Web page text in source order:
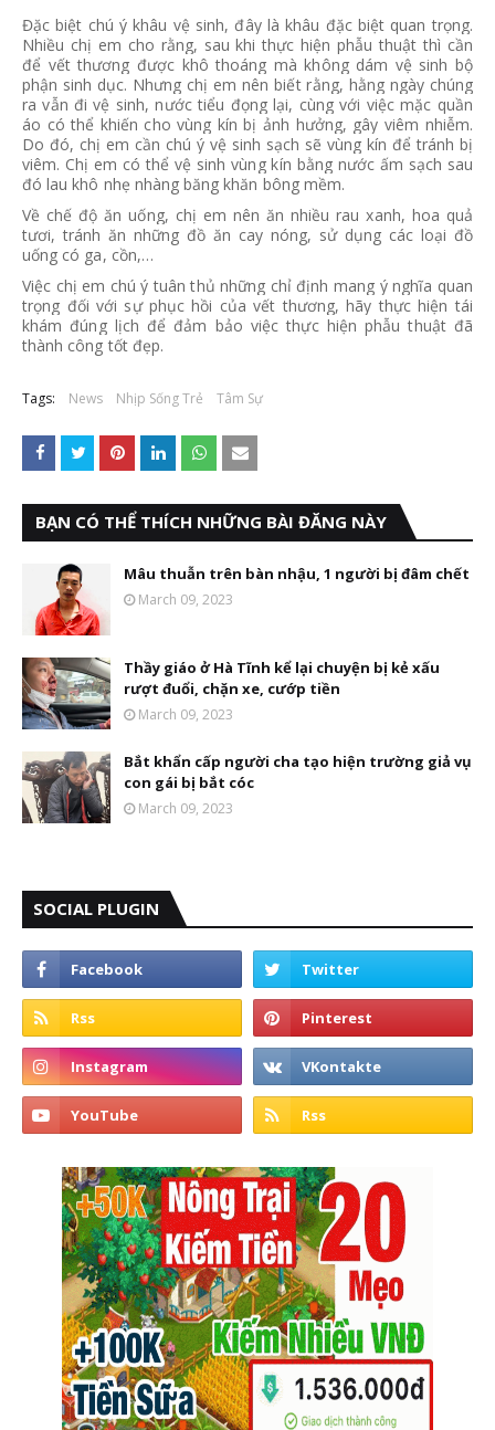
Đặc biệt chú ý khâu vệ sinh, đây là khâu đặc biệt quan trọng.
Nhiều chị em cho rằng, sau khi thực hiện phẫu thuật thì cần
để vết thương được khô thoáng mà không dám vệ sinh bộ
phận sinh dục. Nhưng chị em nên biết rằng, hằng ngày chúng
ra vẫn đi vệ sinh, nước tiểu đọng lại, cùng với việc mặc quần
áo có thể khiến cho vùng kín bị ảnh hưởng, gây viêm nhiễm.
Do đó, chị em cần chú ý vệ sinh sạch sẽ vùng kín để tránh bị
viêm. Chị em có thể vệ sinh vùng kín bằng nước ấm sạch sau
đó lau khô nhẹ nhàng băng khăn bông mềm.
Về chế độ ăn uống, chị em nên ăn nhiều rau xanh, hoa quả
tươi, tránh ăn những đồ ăn cay nóng, sử dụng các loại đồ
uống có ga, cồn,…
Việc chị em chú ý tuân thủ những chỉ định mang ý nghĩa quan
trọng đối với sự phục hồi của vết thương, hãy thực hiện tái
khám đúng lịch để đảm bảo việc thực hiện phẫu thuật đã
thành công tốt đẹp.
Tags: News Nhịp Sống Trẻ Tâm Sự
BẠN CÓ THỂ THÍCH NHỮNG BÀI ĐĂNG NÀY
Mâu thuẫn trên bàn nhậu, 1 người bị đâm chết
March 09, 2023
Thầy giáo ở Hà Tĩnh kể lại chuyện bị kẻ xấu
rượt đuổi, chặn xe, cướp tiền
March 09, 2023
Bắt khẩn cấp người cha tạo hiện trường giả vụ
con gái bị bắt cóc
March 09, 2023
SOCIAL PLUGIN